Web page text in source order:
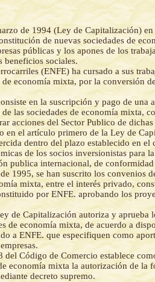
de 1994 (Ley de Capitalización)
de nuevas sociedades de
públicas y los apones de los
beneficios sociales.
(ENFE) ha cursado a sus
economía mixta, por la conversión
en la suscripción y pago de una
las sociedades de economía mixta,
acciones del Sector Publico de
en el artículo primero de la Ley de
dentro del plazo establecido en el
de los socios inversionistas para
publica internacional, de
1995, se han suscrito los convenios
mixta, entre el interés privado,
por ENFE. aprobando los
de Capitalización autoriza y aprueba
de economía mixta, de acuerdo a
a ENFE. que especifiquen como
Código de Comercio establece
economía mixta la autorización de la
decreto supremo.